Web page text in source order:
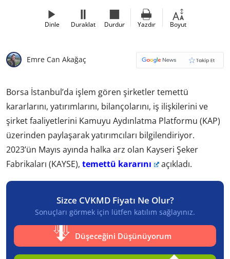
Dinle Duraklat Durdur Yazdır Boyut
Emre Can Akağaç
Borsa İstanbul’da işlem gören şirketler temettü
kararlarını, yatırımlarını, bilançolarını, iş ilişkilerini ve
şirket faaliyetlerini Kamuyu Aydınlatma Platformu (KAP)
üzerinden paylaşarak yatırımcıları bilgilendiriyor.
2023’ün Mayıs ayında halka arz olan Kayseri Şeker
Fabrikaları (KAYSE), temettü kararını açıkladı.
Sizce CVKMD Fiyatı Ne Olur?
Sonuçları görmek için lütfen katılım sağlayınız.
Düşeceğini Düşünüyorum